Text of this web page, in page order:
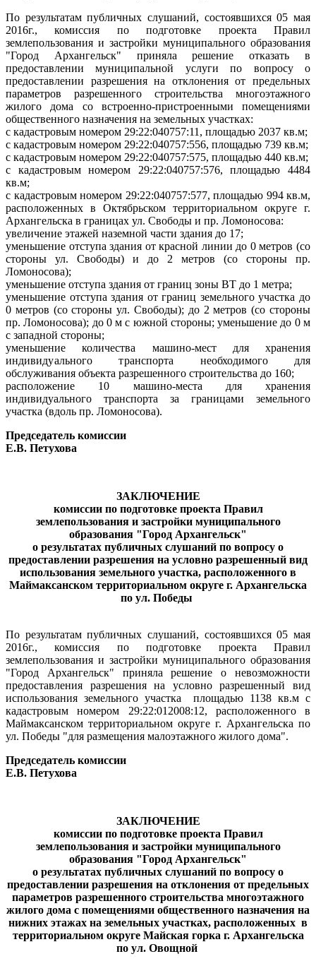
По результатам публичных слушаний, состоявшихся 05 мая
2016г., комиссия по подготовке проекта Правил
землепользования и застройки муниципального образования
"Город Архангельск"
приняла решение отказать в
предоставлении муниципальной услуги по вопросу о
предоставлении разрешения на отклонения от предельных
параметров разрешенного строительства многоэтажного
жилого дома со встроенно-пристроенными помещениями
общественного назначения на земельных участках:
с кадастровым номером 29:22:040757:11, площадью 2037 кв.м;
с кадастровым номером 29:22:040757:556, площадью 739 кв.м;
с кадастровым номером 29:22:040757:575, площадью 440 кв.м;
с кадастровым номером 29:22:040757:576, площадью 4484
кв.м;
с кадастровым номером 29:22:040757:577, площадью 994 кв.м,
расположенных в Октябрьском территориальном округе г.
Архангельска в границах ул. Свободы и пр. Ломоносова:
увеличение этажей наземной части здания до 17;
уменьшение отступа здания от красной линии до 0 метров (со
стороны ул. Свободы) и до 2 метров (со стороны пр.
Ломоносова);
уменьшение отступа здания от границ зоны ВТ до 1 метра;
уменьшение отступа здания от границ земельного участка до
0 метров (со стороны ул. Свободы); до 2 метров (со стороны
пр. Ломоносова); до 0 м с южной стороны; уменьшение до 0 м
с западной стороны;
уменьшение количества машино-мест для хранения
индивидуального транспорта необходимого для
обслуживания объекта разрешенного строительства до 160;
расположение 10 машино-места для хранения
индивидуального транспорта за границами земельного
участка (вдоль пр. Ломоносова).
Председатель комиссии
Е.В. Петухова
ЗАКЛЮЧЕНИЕ
комиссии по подготовке проекта Правил
землепользования и застройки муниципального
образования "Город Архангельск"
о результатах публичных слушаний по вопросу о
предоставлении разрешения на условно разрешенный вид
использования земельного участка, расположенного в
Маймаксанском территориальном округе г. Архангельска
по ул. Победы
По результатам публичных слушаний, состоявшихся 05 мая
2016г., комиссия по подготовке проекта Правил
землепользования и застройки муниципального образования
"Город Архангельск"
приняла решение о невозможности
предоставления разрешения на условно разрешенный вид
использования земельного участка
площадью 1138 кв.м с
кадастровым номером 29:22:012008:12, расположенного в
Маймаксанском территориальном округе г. Архангельска по
ул. Победы "для размещения малоэтажного жилого дома".
Председатель комиссии
Е.В. Петухова
ЗАКЛЮЧЕНИЕ
комиссии по подготовке проекта Правил
землепользования и застройки муниципального
образования "Город Архангельск"
о результатах публичных слушаний по вопросу о
предоставлении разрешения на отклонения от предельных
параметров разрешенного строительства многоэтажного
жилого дома с помещениями общественного назначения на
нижних этажах на земельных участках, расположенных в
территориальном округе Майская горка г. Архангельска
по ул. Овощной